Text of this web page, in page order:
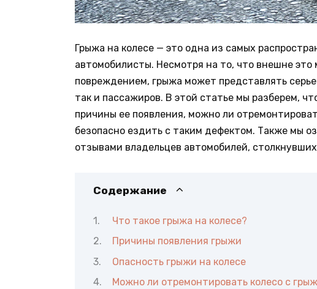
Грыжа на колесе — это одна из самых
автомобилисты. Несмотря на то, что внешне
повреждением, грыжа может представлять
так и пассажиров. В этой статье мы разберем,
причины ее появления, можно ли
безопасно ездить с таким дефектом. Также мы
отзывами владельцев автомобилей,
Содержание
Что такое грыжа на колесе?
Причины появления грыжи
Опасность грыжи на колесе
Можно ли отремонтировать колесо с